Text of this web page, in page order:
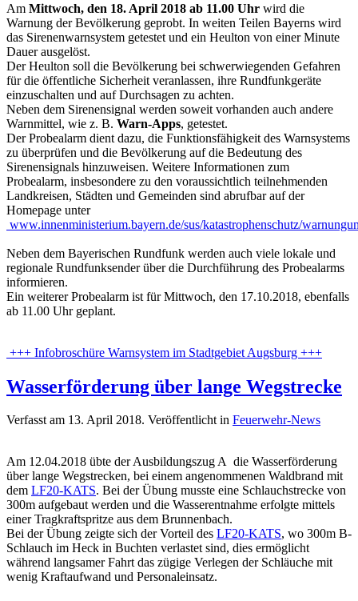
Am Mittwoch, den 18. April 2018 ab 11.00 Uhr wird die
Warnung der Bevölkerung geprobt. In weiten Teilen Bayerns wird
das Sirenenwarnsystem getestet und ein Heulton von einer Minute
Dauer ausgelöst.
Der Heulton soll die Bevölkerung bei schwerwiegenden Gefahren
für die öffentliche Sicherheit veranlassen, ihre Rundfunkgeräte
einzuschalten und auf Durchsagen zu achten.
Neben dem Sirenensignal werden soweit vorhanden auch andere
Warnmittel, wie z. B. Warn-Apps, getestet.
Der Probealarm dient dazu, die Funktionsfähigkeit des Warnsystems
zu überprüfen und die Bevölkerung auf die Bedeutung des
Sirenensignals hinzuweisen. Weitere Informationen zum
Probealarm, insbesondere zu den voraussichtlich teilnehmenden
Landkreisen, Städten und Gemeinden sind abrufbar auf der
Homepage unter
www.innenministerium.bayern.de/sus/katastrophenschutz/
Neben dem Bayerischen Rundfunk werden auch viele lokale und
regionale Rundfunksender über die Durchführung des Probealarms
informieren.
Ein weiterer Probealarm ist für Mittwoch, den 17.10.2018, ebenfalls
ab 11.00 Uhr geplant.
+++ Infobroschüre Warnsystem im Stadtgebiet Augsburg +++
Wasserförderung über lange Wegstrecke
Verfasst am 13. April 2018. Veröffentlicht in Feuerwehr-News
Am 12.04.2018 übte der Ausbildungszug A die Wasserförderung
über lange Wegstrecken, bei einem angenommenen Waldbrand mit
dem LF20-KATS. Bei der Übung musste eine Schlauchstrecke von
300m aufgebaut werden und die Wasserentnahme erfolgte mittels
einer Tragkraftspritze aus dem Brunnenbach.
Bei der Übung zeigte sich der Vorteil des LF20-KATS, wo 300m B-
Schlauch im Heck in Buchten verlastet sind, dies ermöglicht
während langsamer Fahrt das zügige Verlegen der Schläuche mit
wenig Kraftaufwand und Personaleinsatz.